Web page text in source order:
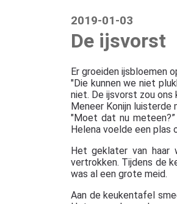
2019-01-03
De ijsvorst
Er groeiden ijsbloemen
"Die kunnen we niet
niet. De ijsvorst zou ons
Meneer Konijn luisterde
"Moet dat nu
Helena voelde een plas
Het geklater van haar
vertrokken. Tijdens de
was al een grote meid.
Aan de keukentafel